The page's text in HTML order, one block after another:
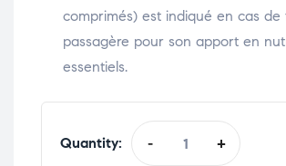
comprimés) est indiqué en cas de
passagère pour son apport en
essentiels.
Quantity: - +